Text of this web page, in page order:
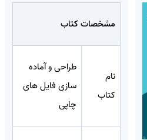
مشخصات کتاب
نام
کتاب
طراحی و آماده
سازی فایل های
چاپی